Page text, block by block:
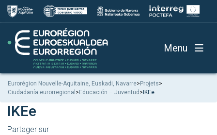
Menu
Eurorégion Nouvelle-Aquitaine, Euskadi, Navarre> Projets>
Ciudadanía eurorregional > Educación – Juventud > IKEe
IKEe
Partager sur